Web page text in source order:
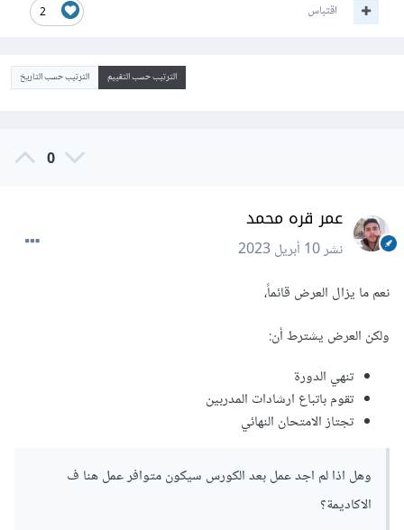
2 اقتباس
الترتيب حسب التقييم الترتيب حسب التاريخ
0
عمر قره محمد
نشر10 أبريل 2023
نعم ما يزال العرض قائماً،
ولكن العرض يشترط أن:
تنهي الدورة
تقوم باتباع ارشادات المدربين
تجتاز الامتحان النهائي
وهل اذا لم اجد عمل بعد الكورس سيكون متوافر عمل هنا ف
الاكاديمة؟